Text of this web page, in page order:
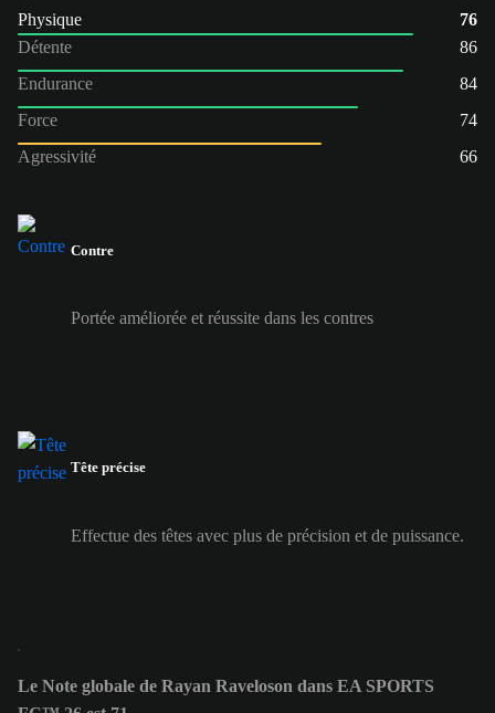
Physique
76
Détente
86
Endurance
84
Force
74
Agressivité
66
Contre
Portée améliorée et réussite dans les contres
Tête précise
Effectue des têtes avec plus de précision et de puissance.
Le Note globale de Rayan Raveloson dans EA SPORTS